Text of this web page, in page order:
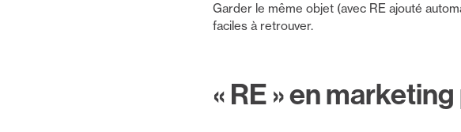
Garder le même objet (avec RE ajouté
faciles à retrouver.
« RE » en